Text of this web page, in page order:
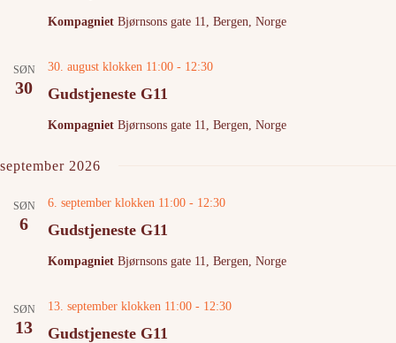
Kompagniet Bjørnsons gate 11, Bergen, Norge
SØN
30 Gudstjeneste G11
30. august klokken 11:00 - 12:30
Kompagniet Bjørnsons gate 11, Bergen, Norge
september 2026
SØN
6 Gudstjeneste G11
6. september klokken 11:00 - 12:30
Kompagniet Bjørnsons gate 11, Bergen, Norge
SØN
13 Gudstjeneste G11
13. september klokken 11:00 - 12:30